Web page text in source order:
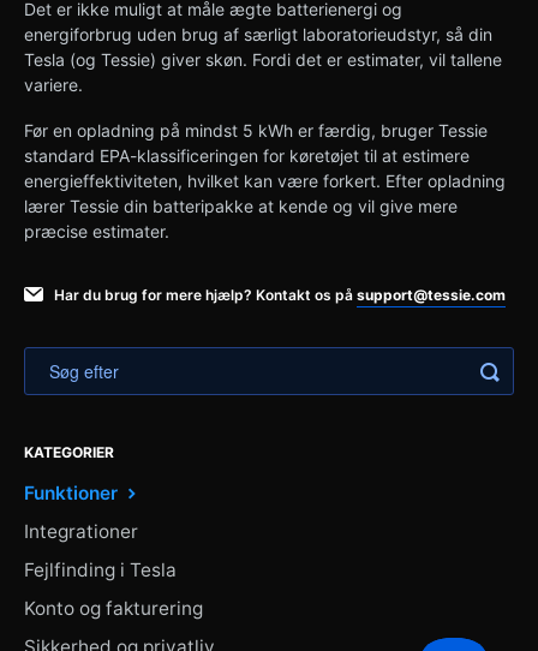
Det er ikke muligt at måle ægte batterienergi og
energiforbrug uden brug af særligt laboratorieudstyr, så din
Tesla (og Tessie) giver skøn. Fordi det er estimater, vil tallene
variere.
Før en opladning på mindst 5 kWh er færdig, bruger Tessie
standard EPA-klassificeringen for køretøjet til at estimere
energieffektiviteten, hvilket kan være forkert. Efter opladning
lærer Tessie din batteripakke at kende og vil give mere
præcise estimater.
Har du brug for mere hjælp? Kontakt os på support@tessie.com
KATEGORIER
Funktioner
Integrationer
Fejlfinding i Tesla
Konto og fakturering